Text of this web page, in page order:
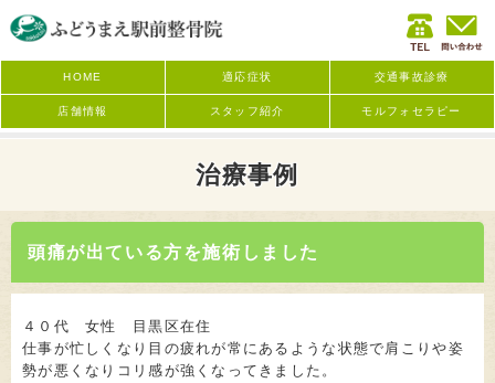
HOME 適応症状 交通事故診療
店舗情報 スタッフ紹介 モルフォセラピー
治療事例
頭痛が出ている方を施術しました
４０代 女性 目黒区在住
仕事が忙しくなり目の疲れが常にあるような状態で肩こりや姿
勢が悪くなりコリ感が強くなってきました。